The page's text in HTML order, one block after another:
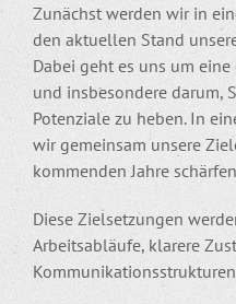
Zunächst werden wir in
den aktuellen Stand
Dabei geht es uns um
und insbesondere darum,
Potenziale zu heben. In
wir gemeinsam unsere
kommenden Jahre
Diese Zielsetzungen
Arbeitsabläufe, klarere